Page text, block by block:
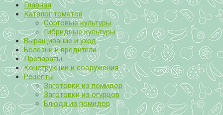
Главная
Каталог томатов
Сортовые культуры
Гибридные культуры
Выращивание и уход
Болезни и вредители
Препараты
Конструкции и сооружения
Рецепты
Заготовки из помидор
Заготовки из огурцов
Блюда из помидор